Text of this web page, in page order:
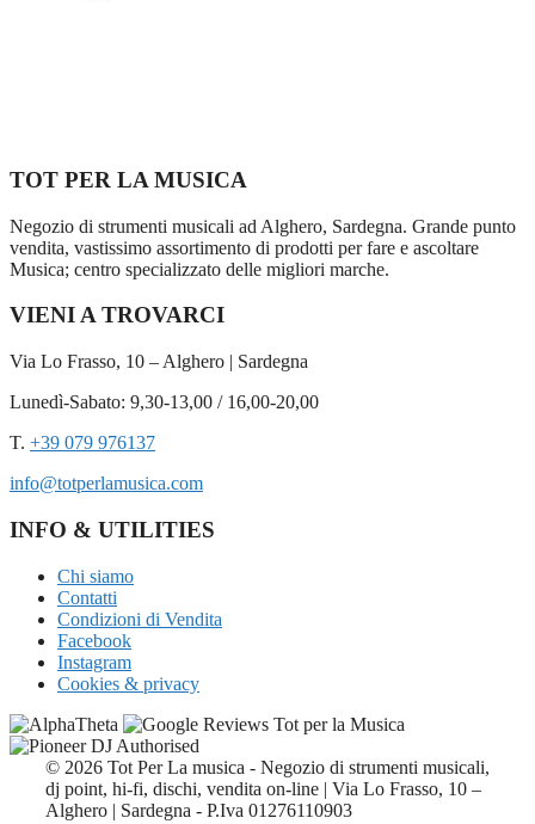
TOT PER LA MUSICA
Negozio di strumenti musicali ad Alghero, Sardegna. Grande punto
vendita, vastissimo assortimento di prodotti per fare e ascoltare
Musica; centro specializzato delle migliori marche.
VIENI A TROVARCI
Via Lo Frasso, 10 – Alghero | Sardegna
Lunedì-Sabato: 9,30-13,00 / 16,00-20,00
T. +39 079 976137
info@totperlamusica.com
INFO & UTILITIES
Chi siamo
Contatti
Condizioni di Vendita
Facebook
Instagram
Cookies & privacy
© 2026 Tot Per La musica - Negozio di strumenti musicali,
dj point, hi-fi, dischi, vendita on-line | Via Lo Frasso, 10 –
Alghero | Sardegna - P.Iva 01276110903